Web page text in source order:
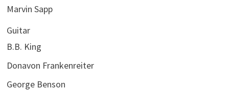
Marvin Sapp
Guitar
B.B. King
Donavon Frankenreiter
George Benson